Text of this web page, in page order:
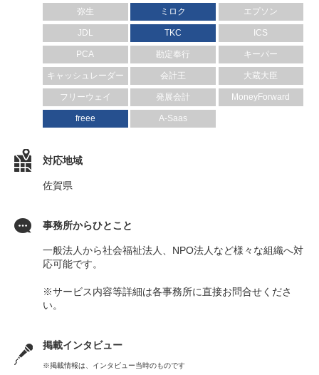
弥生 ミロク エプソン
JDL TKC ICS
PCA 勘定奉行 キーパー
キャッシュレーダー 会計王 大蔵大臣
フリーウェイ 発展会計 MoneyForward
freee A-Saas
対応地域
佐賀県
事務所からひとこと
一般法人から社会福祉法人、NPO法人など様々な組織へ対
応可能です。
※サービス内容等詳細は各事務所に直接お問合せくださ
い。
掲載インタビュー
※掲載情報は、インタビュー当時のものです